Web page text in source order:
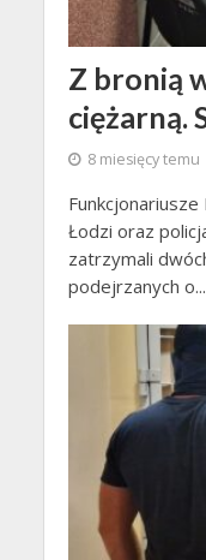
Z bronią
ciężarną.
8 miesięcy temu
Łodzi oraz
zatrzymali
podejrzanych o...